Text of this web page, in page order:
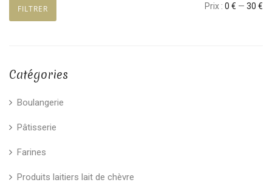
Prix
min
Prix
max
FILTRER Prix : 0 € — 30 €
Catégories
Boulangerie
Pâtisserie
Farines
Produits laitiers lait de chèvre